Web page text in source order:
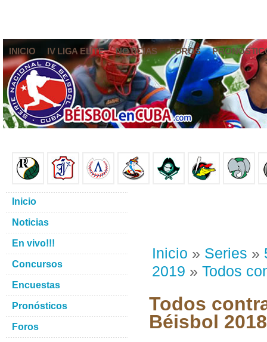
INICIO IV LIGA ELITE NOTICIAS FOROS
Inicio » Series »
2019 » Todos
Todos
Béisbol
Inicio
Noticias
En vivo!!!
Concursos
Encuestas
Pronósticos
Foros